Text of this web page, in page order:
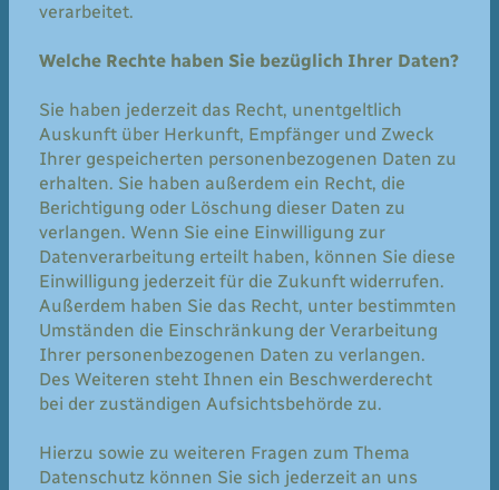
verarbeitet.
Welche Rechte haben Sie bezüglich Ihrer Daten?
Sie haben jederzeit das Recht, unentgeltlich
Auskunft über Herkunft, Empfänger und Zweck
Ihrer gespeicherten personenbezogenen Daten zu
erhalten. Sie haben außerdem ein Recht, die
Berichtigung oder Löschung dieser Daten zu
verlangen. Wenn Sie eine Einwilligung zur
Datenverarbeitung erteilt haben, können Sie diese
Einwilligung jederzeit für die Zukunft widerrufen.
Außerdem haben Sie das Recht, unter bestimmten
Umständen die Einschränkung der Verarbeitung
Ihrer personenbezogenen Daten zu verlangen.
Des Weiteren steht Ihnen ein Beschwerderecht
bei der zuständigen Aufsichtsbehörde zu.
Hierzu sowie zu weiteren Fragen zum Thema
Datenschutz können Sie sich jederzeit an uns